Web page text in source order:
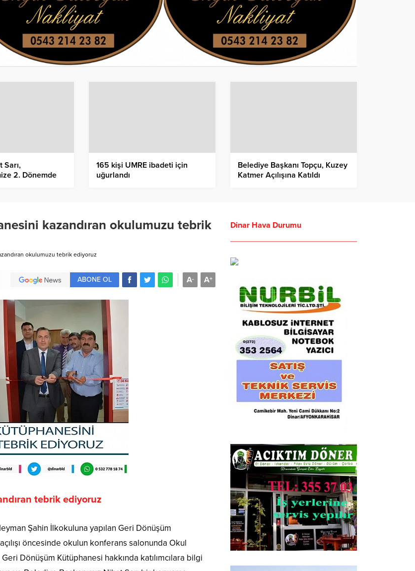
Sarı,
2. Dönemde
165 kişi UMRE ibadeti için
uğurlandı
Belediye Başkanı Topçu, Kuzey
Katmer Açılışına Katıldı
kazandıran okulumuzu tebrik
okulumuzu tebrik ediyoruz
A+
A-
ABONE OL
tebrik ediyoruz
Şahin İlkokuluna yapılan Geri Dönüşüm
öncesinde okulun konferans salonunda Okul
Dönüşüm Kütüphanesi hakkında katılımcılara bilgi
Dinar Hava Durumu